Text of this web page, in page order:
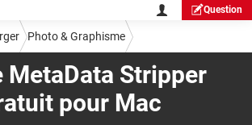
Question
MetaData Stripper
pour Mac
Photo & Graphisme